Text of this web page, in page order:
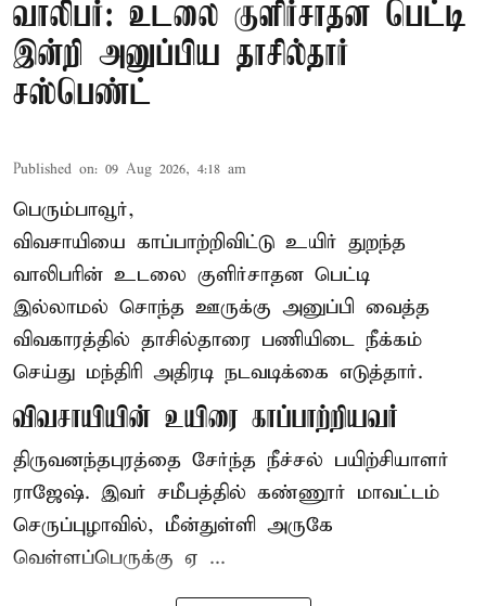
வாலிபர்: உடலை குளிர்சாதன பெட்டி
இன்றி அனுப்பிய தாசில்தார்
சஸ்பெண்ட்
Published on: 09 Aug 2026, 4:18 am
பெரும்பாவூர்,
விவசாயியை காப்பாற்றிவிட்டு உயிர் துறந்த
வாலிபரின் உடலை குளிர்சாதன பெட்டி
இல்லாமல் சொந்த ஊருக்கு அனுப்பி வைத்த
விவகாரத்தில் தாசில்தாரை பணியிடை நீக்கம்
செய்து மந்திரி அதிரடி நடவடிக்கை எடுத்தார்.
விவசாயியின் உயிரை காப்பாற்றியவர்
திருவனந்தபுரத்தை சேர்ந்த நீச்சல் பயிற்சியாளர்
ராஜேஷ். இவர் சமீபத்தில் கண்ணூர் மாவட்டம்
செருப்புழாவில், மீன்துள்ளி அருகே
வெள்ளப்பெருக்கு ஏ ...